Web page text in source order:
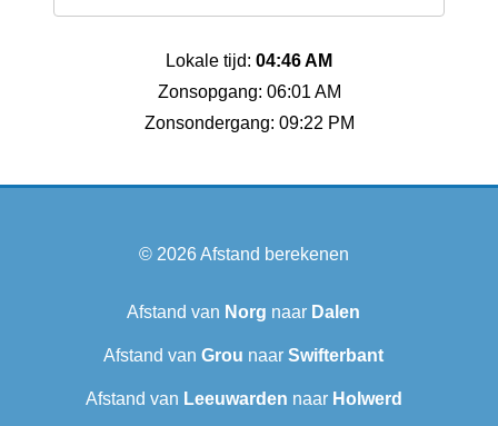
Lokale tijd: 04:46 AM
Zonsopgang: 06:01 AM
Zonsondergang: 09:22 PM
© 2026Afstand berekenen
Afstand van Norg naar Dalen
Afstand van Grou naar Swifterbant
Afstand van Leeuwarden naar Holwerd